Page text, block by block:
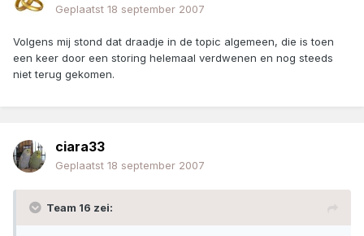
Geplaatst 18 september 2007
Volgens mij stond dat draadje in de topic algemeen, die is toen
een keer door een storing helemaal verdwenen en nog steeds
niet terug gekomen.
ciara33
Geplaatst 18 september 2007
Team 16 zei: